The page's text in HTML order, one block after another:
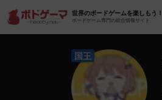
世界のボードゲームを楽しもう！
ボードゲーム専門の総合情報サイト
国王